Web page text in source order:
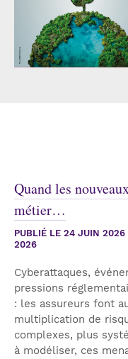
Environnement
Quand les
métier…
PUBLIÉ LE 24 JUIN 2026
2026
Cyberattaques,
pressions
: les assureurs font
multiplication de
complexes, plus
à modéliser, ces